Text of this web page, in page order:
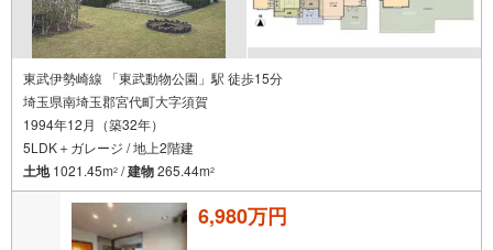
東武伊勢崎線 「東武動物公園」駅 徒歩15分
埼玉県南埼玉郡宮代町大字須賀
1994年12月（築32年）
5LDK＋ガレージ / 地上2階建
土地1021.45m2 /建物265.44m2
6,980万円